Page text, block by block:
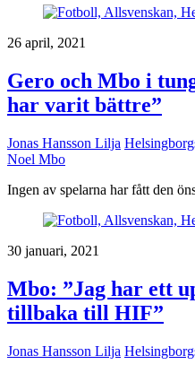
26 april, 2021
Gero och Mbo i
har varit bättre”
Jonas Hansson Lilja
Noel Mbo
Ingen av spelarna har fått den
30 januari, 2021
Mbo: ”Jag har ett
tillbaka till HIF”
Jonas Hansson Lilja